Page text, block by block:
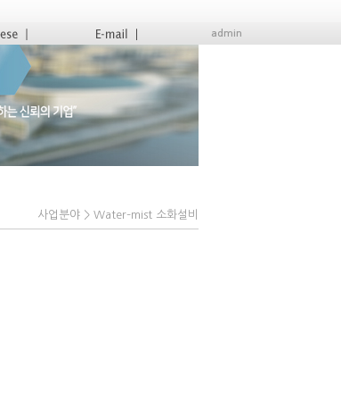
admin
사업분야 > Water–mist 소화설비